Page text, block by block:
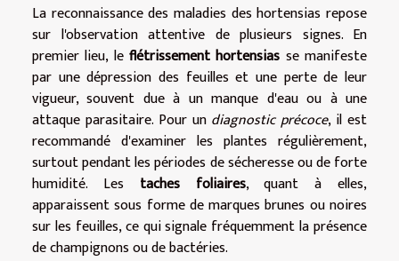
La reconnaissance des maladies des hortensias repose
sur l'observation attentive de plusieurs signes. En
premier lieu, le flétrissement hortensias se manifeste
par une dépression des feuilles et une perte de leur
vigueur, souvent due à un manque d'eau ou à une
attaque parasitaire. Pour un diagnostic précoce, il est
recommandé d'examiner les plantes régulièrement,
surtout pendant les périodes de sécheresse ou de forte
humidité. Les taches foliaires, quant à elles,
apparaissent sous forme de marques brunes ou noires
sur les feuilles, ce qui signale fréquemment la présence
de champignons ou de bactéries.